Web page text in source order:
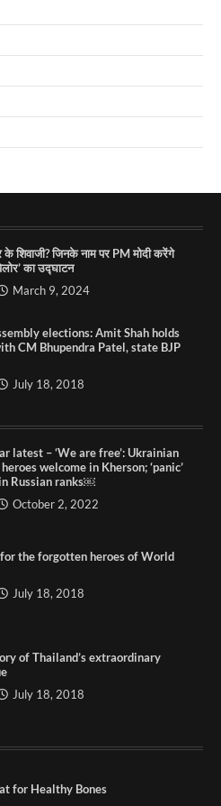
के शिवाजी? जिनके नाम पर PM मोदी करेंगे
का उद्घाटन
March 9, 2024
elections: Amit Shah holds
CM Bhupendra Patel, state BJP
July 18, 2018
latest – ‘We are free’: Ukrainian
welcome in Kherson; ‘panic’
Russian ranks￼
October 2, 2022
the forgotten heroes of World
July 18, 2018
of Thailand’s extraordinary
July 18, 2018
for Healthy Bones